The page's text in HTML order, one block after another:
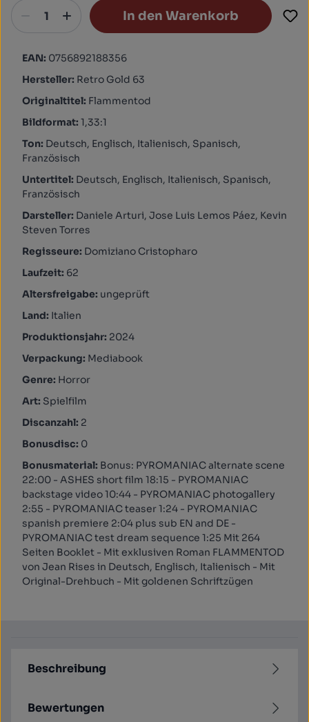
In den Warenkorb
EAN: 0756892188356
Hersteller: Retro Gold 63
Originaltitel: Flammentod
Bildformat: 1,33:1
Ton: Deutsch, Englisch, Italienisch, Spanisch,
Französisch
Untertitel: Deutsch, Englisch, Italienisch, Spanisch,
Französisch
Darsteller: Daniele Arturi, Jose Luis Lemos Páez, Kevin
Steven Torres
Regisseure: Domiziano Cristopharo
Laufzeit: 62
Altersfreigabe: ungeprüft
Land: Italien
Produktionsjahr: 2024
Verpackung: Mediabook
Genre: Horror
Art: Spielfilm
Discanzahl: 2
Bonusdisc: 0
Bonusmaterial: Bonus: PYROMANIAC alternate scene
22:00 - ASHES short film 18:15 - PYROMANIAC
backstage video 10:44 - PYROMANIAC photogallery
2:55 - PYROMANIAC teaser 1:24 - PYROMANIAC
spanish premiere 2:04 plus sub EN and DE -
PYROMANIAC test dream sequence 1:25 Mit 264
Seiten Booklet - Mit exklusiven Roman FLAMMENTOD
von Jean Rises in Deutsch, Englisch, Italienisch - Mit
Original-Drehbuch - Mit goldenen Schriftzügen
Beschreibung
Bewertungen